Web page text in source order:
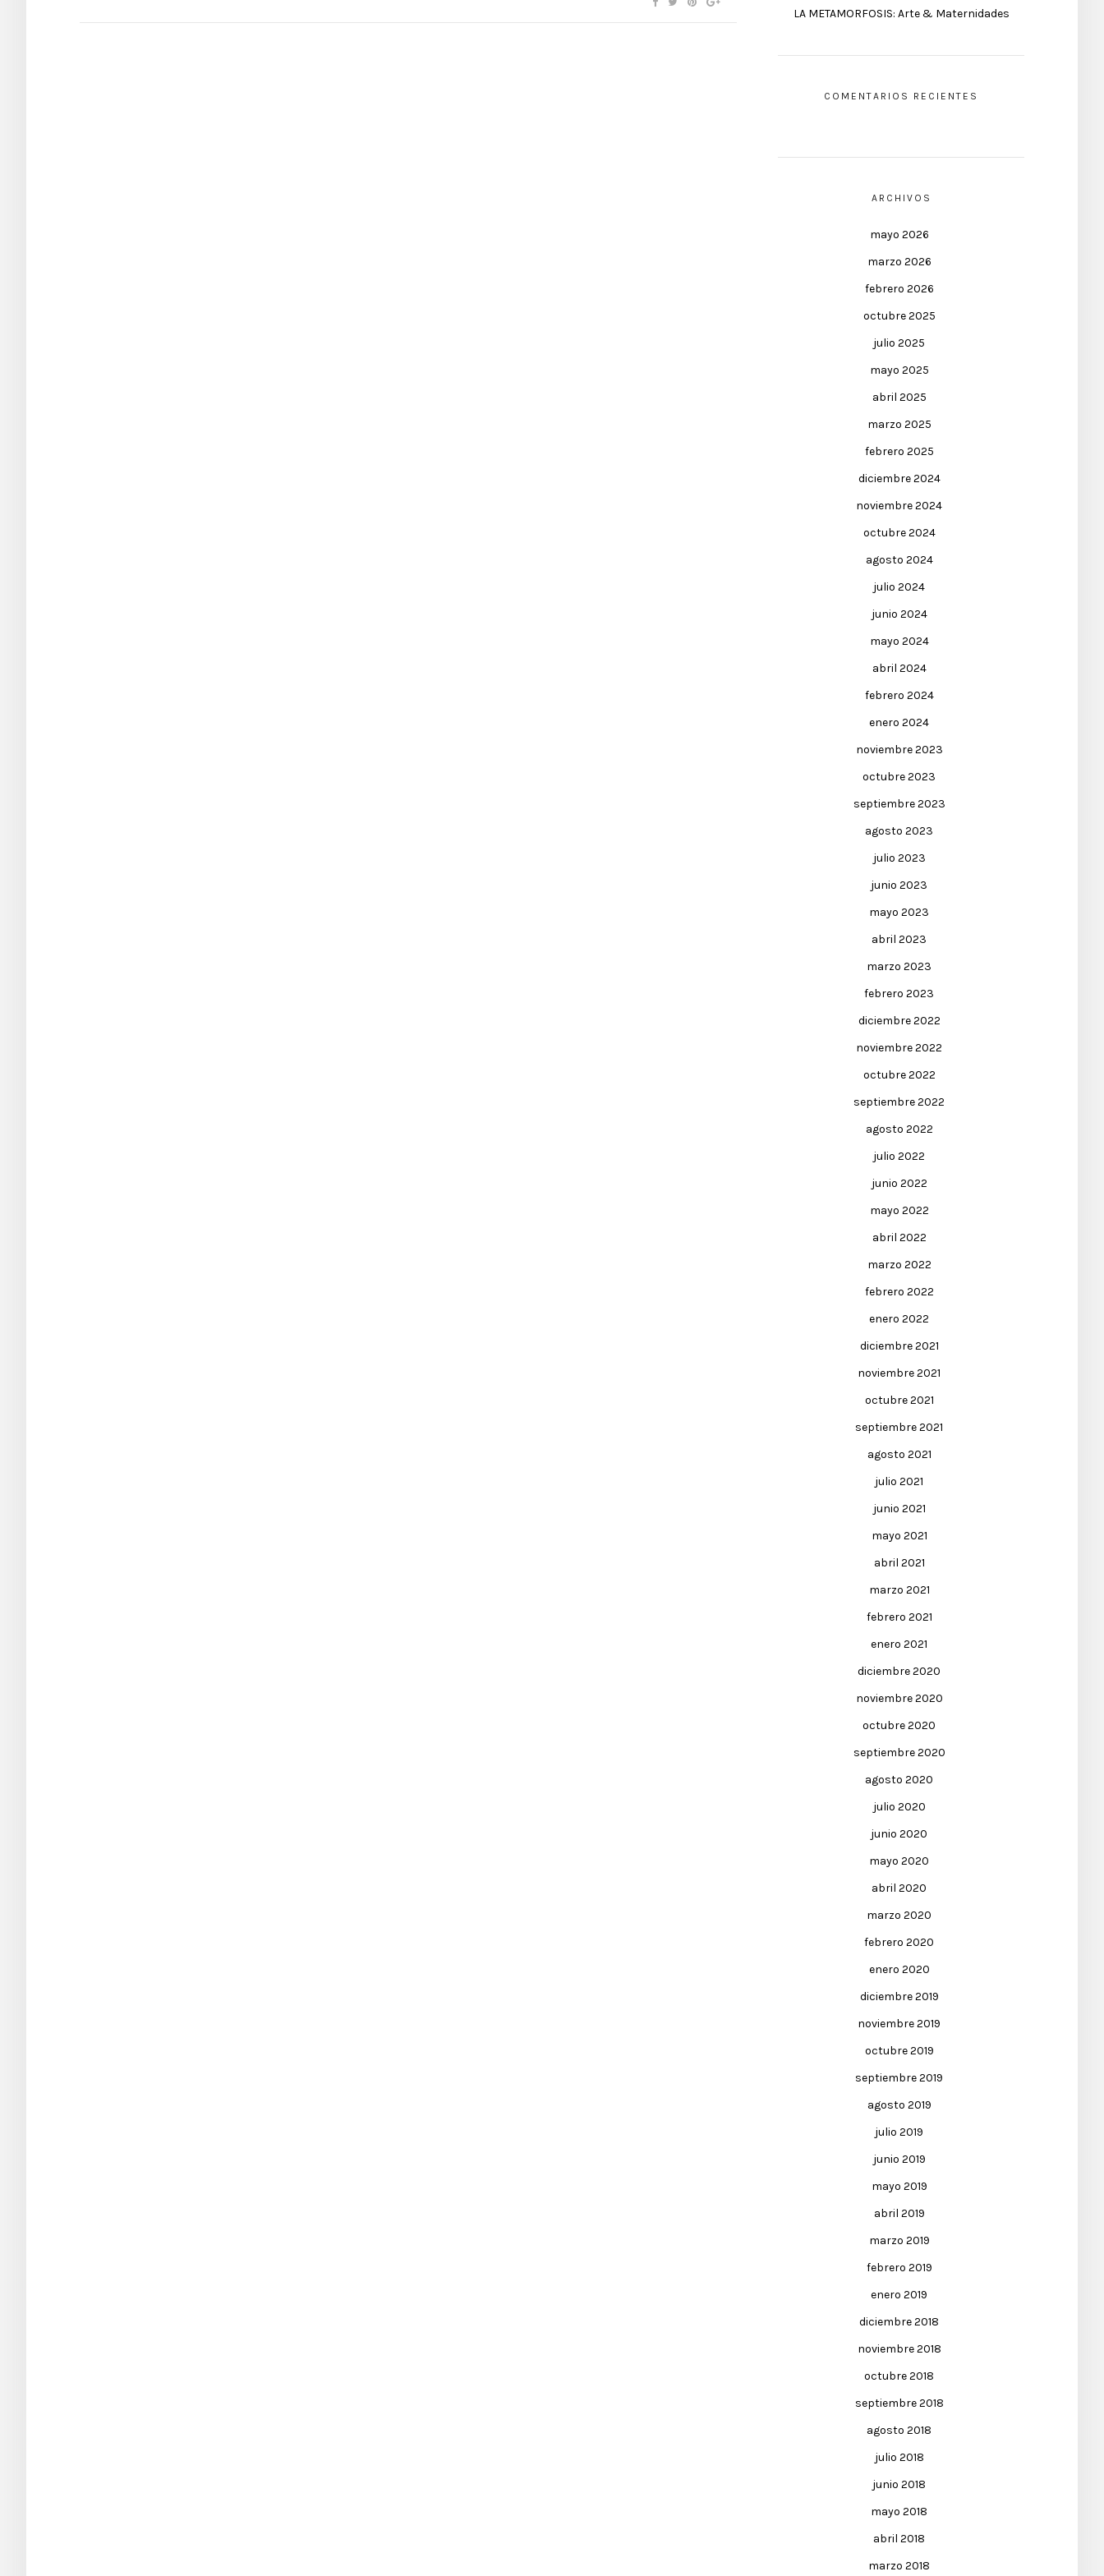
LA METAMORFOSIS: Arte & Maternidades
COMENTARIOS RECIENTES
ARCHIVOS
mayo 2026
marzo 2026
febrero 2026
octubre 2025
julio 2025
mayo 2025
abril 2025
marzo 2025
febrero 2025
diciembre 2024
noviembre 2024
octubre 2024
agosto 2024
julio 2024
junio 2024
mayo 2024
abril 2024
febrero 2024
enero 2024
noviembre 2023
octubre 2023
septiembre 2023
agosto 2023
julio 2023
junio 2023
mayo 2023
abril 2023
marzo 2023
febrero 2023
diciembre 2022
noviembre 2022
octubre 2022
septiembre 2022
agosto 2022
julio 2022
junio 2022
mayo 2022
abril 2022
marzo 2022
febrero 2022
enero 2022
diciembre 2021
noviembre 2021
octubre 2021
septiembre 2021
agosto 2021
julio 2021
junio 2021
mayo 2021
abril 2021
marzo 2021
febrero 2021
enero 2021
diciembre 2020
noviembre 2020
octubre 2020
septiembre 2020
agosto 2020
julio 2020
junio 2020
mayo 2020
abril 2020
marzo 2020
febrero 2020
enero 2020
diciembre 2019
noviembre 2019
octubre 2019
septiembre 2019
agosto 2019
julio 2019
junio 2019
mayo 2019
abril 2019
marzo 2019
febrero 2019
enero 2019
diciembre 2018
noviembre 2018
octubre 2018
septiembre 2018
agosto 2018
julio 2018
junio 2018
mayo 2018
abril 2018
marzo 2018